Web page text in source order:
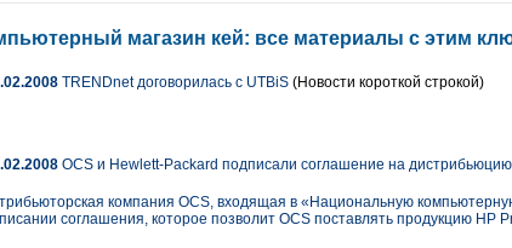
магазин кей: все материалы с этим
TRENDnet договорилась с UTBiS (Новости короткой строкой)
OCS и Hewlett-Packard подписали соглашение на
компания OCS, входящая в «Национальную
соглашения, которое позволит OCS поставлять продукцию HP